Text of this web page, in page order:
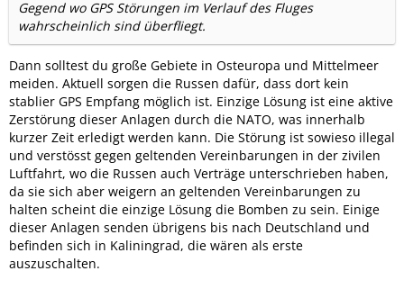
Gegend wo GPS Störungen im Verlauf des Fluges
wahrscheinlich sind überfliegt.
Dann solltest du große Gebiete in Osteuropa und Mittelmeer
meiden. Aktuell sorgen die Russen dafür, dass dort kein
stablier GPS Empfang möglich ist. Einzige Lösung ist eine aktive
Zerstörung dieser Anlagen durch die NATO, was innerhalb
kurzer Zeit erledigt werden kann. Die Störung ist sowieso illegal
und verstösst gegen geltenden Vereinbarungen in der zivilen
Luftfahrt, wo die Russen auch Verträge unterschrieben haben,
da sie sich aber weigern an geltenden Vereinbarungen zu
halten scheint die einzige Lösung die Bomben zu sein. Einige
dieser Anlagen senden übrigens bis nach Deutschland und
befinden sich in Kaliningrad, die wären als erste
auszuschalten.